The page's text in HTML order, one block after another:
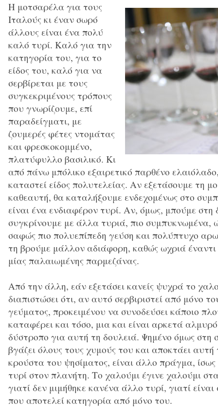
Η μοτσαρέλα για τους
Ιταλούς κι έναν σωρό
άλλους είναι ένα πολύ
καλό τυρί. Καλό για την
κατηγορία του, για το
είδος του, καλό για να
σερβίρεται με τους
συγκεκριμένους τρόπους
που γνωρίζουμε, επί
παραδείγματι, με
ζουμερές φέτες ντομάτας
και φρεσκοκομμένο,
πλατύφυλλο βασιλικό. Κι
από πάνω μπόλικο εξαιρετικό παρθένο
καταστεί είδος πολυτελείας. Αν εξετάσουμε τη
καθεαυτή, θα καταλήξουμε ενδεχομένως στο
είναι ένα ενδιαφέρον τυρί. Αν, όμως, μπούμε στη
συγκρίνουμε με άλλα τυριά, πιο συμπυκνωμένα,
σαφώς πιο πολυεπίπεδη γεύση και πολύπτυχο
τη βρούμε μάλλον αδιάφορη, καθώς ωχριά έναντι
μίας παλαιωμένης παρμεζάνας.
Από την άλλη, εάν εξετάσει κανείς ψυχρά το
διαπιστώσει ότι, αν αυτό σερβιριστεί από μόνο
γεύματος, προκειμένου να συνοδεύσει κάποιο
καταφέρει και τόσο, μια και είναι αρκετά
δύστροπο για αυτή τη δουλειά. Ψημένο όμως στη
βγάζει όλους τους χυμούς του και αποκτάει αυτή
κρούστα του ψησίματος, είναι άλλο πράγμα,
τυρί στον πλανήτη. Το χαλούμι έγινε χαλούμι
γιατί δεν μιμήθηκε κανένα άλλο τυρί, γιατί
που αποτελεί κατηγορία από μόνο του.